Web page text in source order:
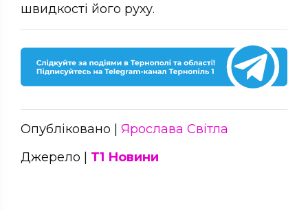
швидкості його руху.
Опубліковано | Ярослава Світла
Джерело | Т1 Новини